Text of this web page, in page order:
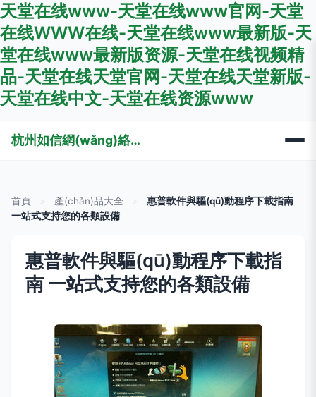
天堂在线www-天堂在线www官网-天堂
在线WWW在线-天堂在线www最新版-天
堂在线www最新版资源-天堂在线视频精
品-天堂在线天堂官网-天堂在线天堂新版-
天堂在线中文-天堂在线资源www
杭州如信網(wǎng)絡科技有限公司
首頁 產(chǎn)品大全
惠普軟件與驅(qū)動程序下載指南
一站式支持您的各類設備
惠普軟件與驅(qū)動程序下載指
南 一站式支持您的各類設備